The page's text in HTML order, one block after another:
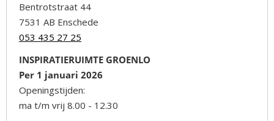
Bentrotstraat 44
7531 AB Enschede
053 435 27 25
INSPIRATIERUIMTE GROENLO
Per 1 januari 2026
Openingstijden:
ma t/m vrij 8.00 - 12.30